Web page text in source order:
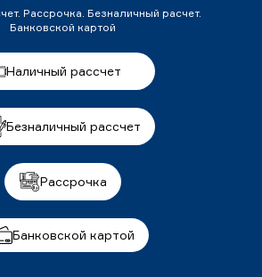
Рассрочка. Безналичный расчет.
Банковской картой
Наличный рассчет
Безналичный рассчет
Рассрочка
Банковской картой